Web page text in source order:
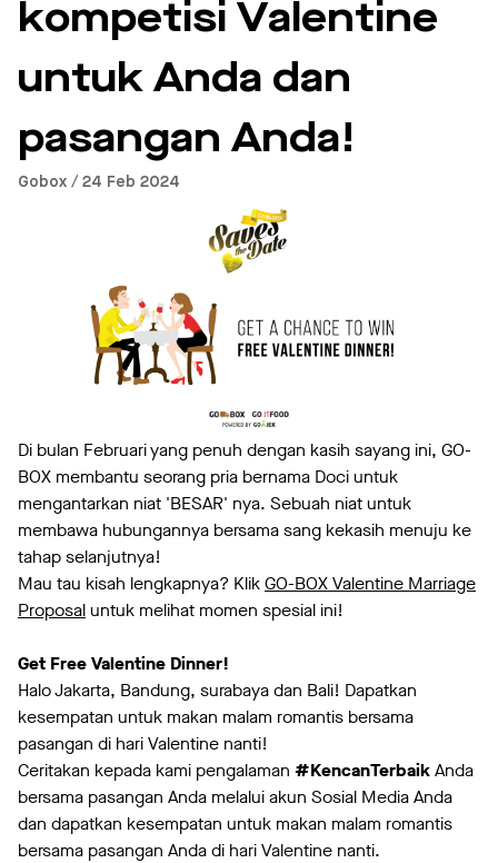
kompetisi Valentine
untuk Anda dan
pasangan Anda!
Gobox / 24 Feb 2024
Di bulan Februari yang penuh dengan kasih sayang ini, GO-
BOX membantu seorang pria bernama Doci untuk
mengantarkan niat 'BESAR' nya. Sebuah niat untuk
membawa hubungannya bersama sang kekasih menuju ke
tahap selanjutnya!
Mau tau kisah lengkapnya? KlikGO-BOX Valentine Marriage
Proposaluntuk melihat momen spesial ini!
Get Free Valentine Dinner!
Halo Jakarta, Bandung, surabaya dan Bali! Dapatkan
kesempatan untuk makan malam romantis bersama
pasangan di hari Valentine nanti!
Ceritakan kepada kami pengalaman #KencanTerbaikAnda
bersama pasangan Anda melalui akun Sosial Media Anda
dan dapatkan kesempatan untuk makan malam romantis
bersama pasangan Anda di hari Valentine nanti.